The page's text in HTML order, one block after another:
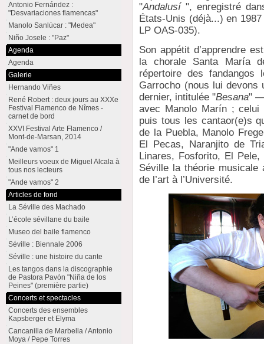
"Andalusí", enregistré
États-Unis (déjà...) en
LP OAS-035).
Son appétit d’apprendre
la chorale Santa María
répertoire des fandangos
Garrocho (nous lui devons
dernier, intitulée "Besana" —
avec Manolo Marín ; celui
puis tous les cantaor(e)s
de la Puebla, Manolo
El Pecas, Naranjito de
Linares, Fosforito, El
Séville la théorie musicale
de l’art à l’Université.
Antonio Fernández :
"Desvariaciones flamencas"
Manolo Sanlúcar : "Medea"
Niño Josele : "Paz"
Agenda
Agenda
Galerie
Hernando Viñes
René Robert : deux jours au XXXe
Festival Flamenco de Nîmes -
carnet de bord
XXVI Festival Arte Flamenco /
Mont-de-Marsan, 2014
"Ande vamos" 1
Meilleurs voeux de Miguel Alcala à
tous nos lecteurs
"Ande vamos" 2
Articles de fond
La Séville des Machado
L’école sévillane du baile
Museo del baile flamenco
Séville : Biennale 2006
Séville : une histoire du cante
Les tangos dans la discographie
de Pastora Pavón "Niña de los
Peines" (première partie)
Concerts et spectacles
Concerts des ensembles
Kapsberger et Elyma
Cancanilla de Marbella / Antonio
Moya / Pepe Torres